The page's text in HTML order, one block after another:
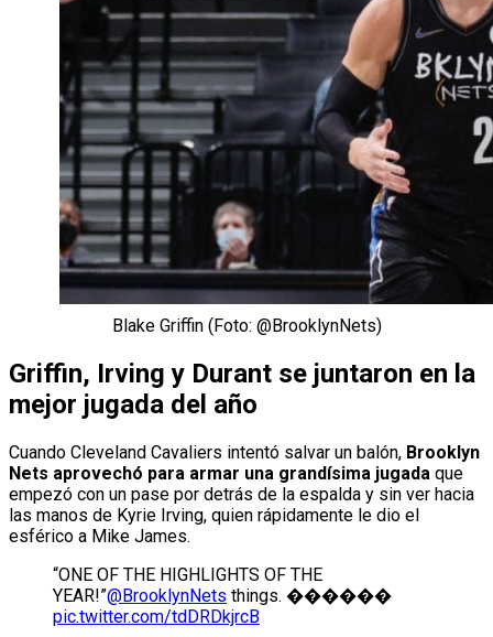
Blake Griffin (Foto: @BrooklynNets)
Griffin, Irving y Durant se juntaron en la
mejor jugada del año
Cuando Cleveland Cavaliers intentó salvar un balón, Brooklyn
Nets aprovechó para armar una grandísima jugada que
empezó con un pase por detrás de la espalda y sin ver hacia
las manos de Kyrie Irving, quien rápidamente le dio el
esférico a Mike James.
“ONE OF THE HIGHLIGHTS OF THE
YEAR!”@BrooklynNets things. ������
pic.twitter.com/tdDRDkjrcB